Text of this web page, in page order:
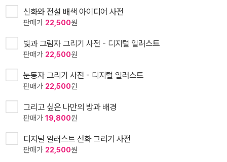
신화와 전설 배색 아이디어 사전
판매가 22,500원
빛과 그림자 그리기 사전 - 디지털 일러스트
판매가 22,500원
눈동자 그리기 사전 - 디지털 일러스트
판매가 22,500원
그리고 싶은 나만의 방과 배경
판매가 19,800원
디지털 일러스트 선화 그리기 사전
판매가 22,500원